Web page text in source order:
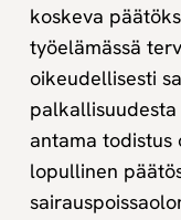
koskeva
työelämässä
oikeudellisesti
antama todistus
lopullinen